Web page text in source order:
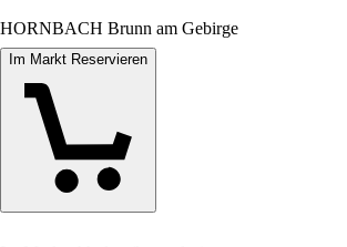
HORNBACH Brunn am Gebirge
Im Markt Reservieren